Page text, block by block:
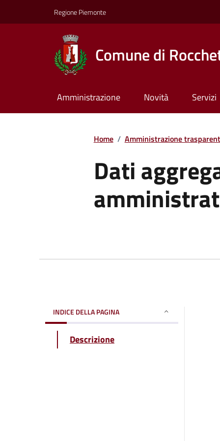
Regione Piemonte
Comune di
Amministrazione Novità Servizi
Home / Amministrazione
Dati
INDICE DELLA PAGINA
Descrizione